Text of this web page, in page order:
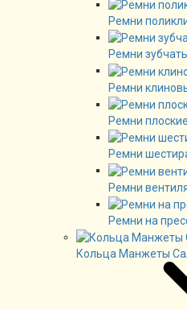
Ремни
Ремни
Ремни
Ремни
Ремни
Ремни
Ремни на
Кольца Манжеты